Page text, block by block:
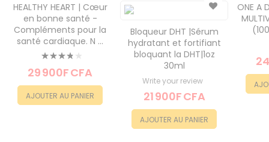
HEALTHY HEART | Cœur
en bonne santé -
Compléments pour la
santé cardiaque. N ...
Évaluation:
80%
29 900F CFA
AJOUTER AU PANIER
Bloqueur DHT |Sérum
hydratant et fortifiant
bloquant la DHT|1oz
30ml
Write your review
21 900F CFA
AJOUTER AU PANIER
ONE A